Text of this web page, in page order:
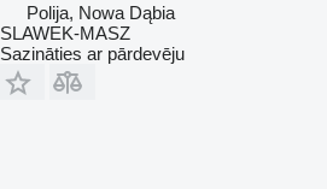
Polija, Nowa Dąbia
SLAWEK-MASZ
Sazināties ar pārdevēju